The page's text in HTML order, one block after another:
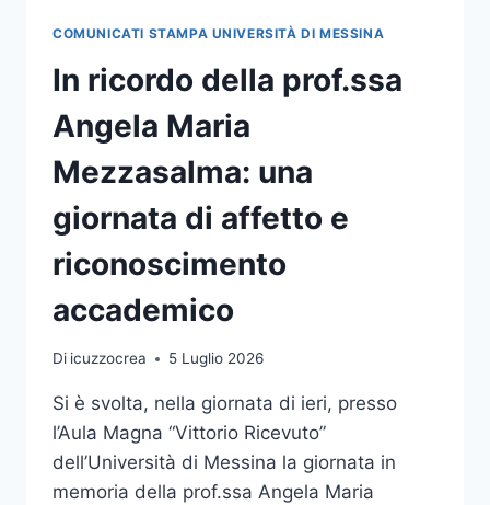
GRADUATION
DAY
DI
UNIME
COMUNICATI STAMPA UNIVERSITÀ DI MESSINA
In ricordo della prof.ssa
Angela Maria
Mezzasalma: una
giornata di affetto e
riconoscimento
accademico
Di icuzzocrea 5 Luglio 2026
Si è svolta, nella giornata di ieri, presso
l’Aula Magna “Vittorio Ricevuto”
dell’Università di Messina la giornata in
memoria della prof.ssa Angela Maria